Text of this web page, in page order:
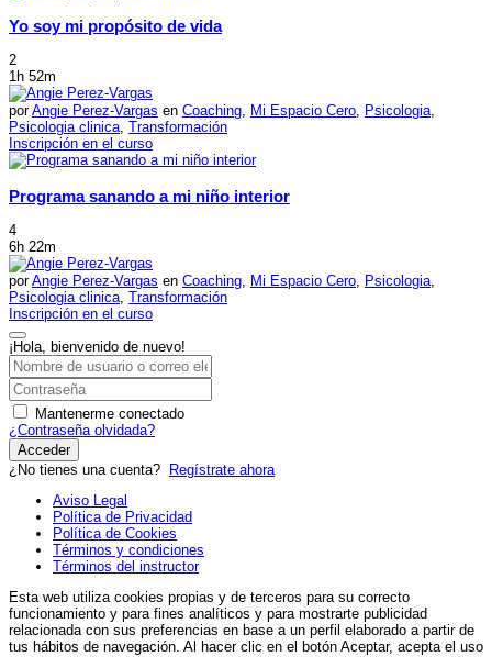
Yo soy mi propósito de vida
2
1h 52m
porAngie Perez-Vargas en Coaching, Mi Espacio Cero, Psicologia,
Psicologia clinica, Transformación
Inscripción en el curso
Programa sanando a mi niño interior
4
6h 22m
porAngie Perez-Vargas en Coaching Mi Espacio Cero Psicologia
Psicologia clinica Transformación
Inscripción en el curso
¡Hola, bienvenido de nuevo!
Mantenerme conectado
¿Contraseña olvidada?
Acceder
¿No tienes una cuenta?
Regístrate ahora
Aviso Legal
Política de Privacidad
Política de Cookies
Términos y condiciones
Términos del instructor
Esta web utiliza cookies propias y de terceros para su correcto
funcionamiento y para fines analíticos y para mostrarte publicidad
relacionada con sus preferencias en base a un perfil elaborado a partir de
tus hábitos de navegación. Al hacer clic en el botón Aceptar, acepta el uso